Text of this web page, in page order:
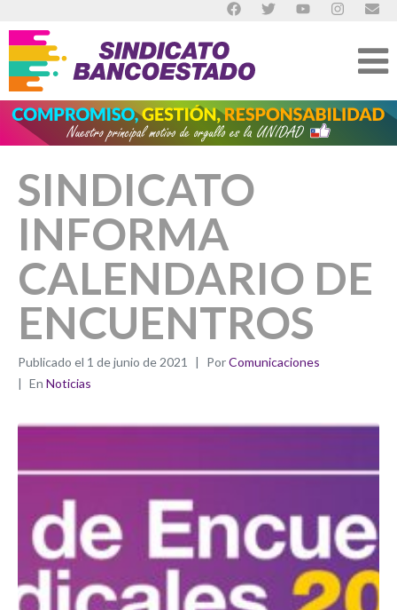
SINDICATO
INFORMA
CALENDARIO DE
ENCUENTROS
Publicado el 1 de junio de 2021 PorComunicaciones
En Noticias